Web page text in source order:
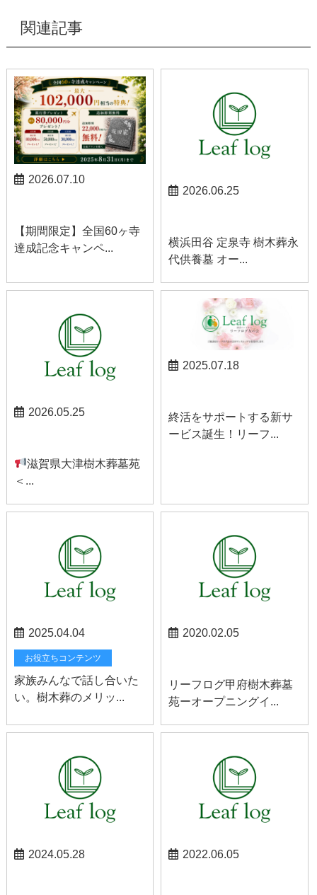
関連記事
2026.07.10
【期間限定】全国60ヶ寺
達成記念キャンペ...
2026.06.25
横浜田谷 定泉寺 樹木葬永
代供養墓 オー...
2026.05.25
滋賀県大津樹木葬墓苑
＜...
2025.07.18
終活をサポートする新サ
ービス誕生！リーフ...
2025.04.04
お役立ちコンテンツ
家族みんなで話し合いた
い。樹木葬のメリッ...
2020.02.05
リーフログ甲府樹木葬墓
苑ーオープニングイ...
2024.05.28 2022.06.05